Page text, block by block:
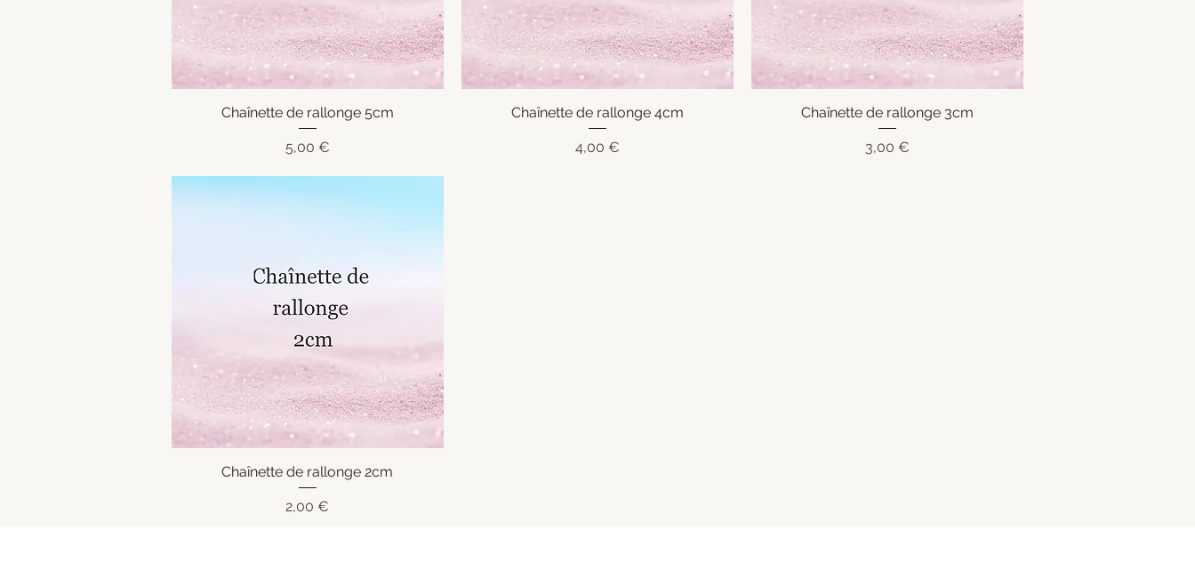
Aperçu rapide
Chaînette de rallonge 5cm
Prix
5,00 €
Aperçu rapide
Chaînette de rallonge 4cm
Prix
4,00 €
Aperçu rapide
Chaînette de rallonge 3cm
Prix
3,00 €
Aperçu rapide
Chaînette de rallonge 2cm
Prix
2,00 €